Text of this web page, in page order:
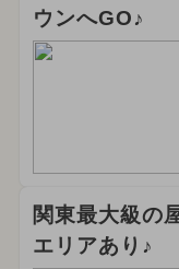
ウンへGO♪
関東最大級の
エリアあり♪